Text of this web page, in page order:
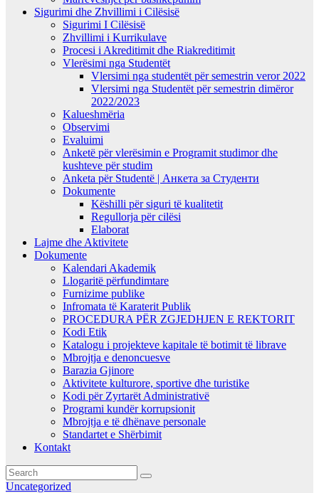
Sigurimi dhe Zhvillimi i Cilësisë
Sigurimi I Cilësisë
Zhvillimi i Kurrikulave
Procesi i Akreditimit dhe Riakreditimit
Vlerësimi nga Studentët
Vlersimi nga studentët për semestrin veror 2022
Vlersimi nga Studentët për semestrin dimëror
2022/2023
Kalueshmëria
Observimi
Evaluimi
Anketë për vlerësimin e Programit studimor dhe
kushteve për studim
Anketa për Studentë | Анкета за Студенти
Dokumente
Këshilli për siguri të kualitetit
Regullorja për cilësi
Elaborat
Lajme dhe Aktivitete
Dokumente
Kalendari Akademik
Llogaritë përfundimtare
Furnizime publike
Infromata të Karaterit Publik
PROCEDURA PËR ZGJEDHJEN E REKTORIT
Kodi Etik
Katalogu i projekteve kapitale të botimit të librave
Mbrojtja e denoncuesve
Barazia Gjinore
Aktivitete kulturore, sportive dhe turistike
Kodi për Zyrtarët Administrativë
Programi kundër korrupsionit
Mbrojtja e të dhënave personale
Standartet e Shërbimit
Kontakt
Uncategorized